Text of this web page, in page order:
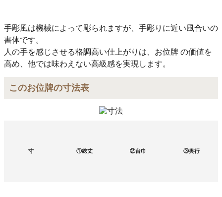
手彫風は機械によって彫られますが、手彫りに近い風合いの
書体です。
人の手を感じさせる格調高い仕上がりは、お位牌 の価値を
高め、他では味わえない高級感を実現します。
このお位牌の寸法表
寸 ①総丈 ②台巾 ③奥行